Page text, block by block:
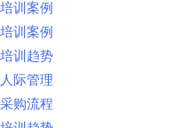
培训案例
培训案例
培训趋势
人际管理
采购流程